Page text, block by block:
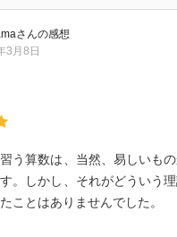
さんの感想
3月8日
う算数は、当然、易しいも
。しかし、それがどういう
ことはありませんでした。